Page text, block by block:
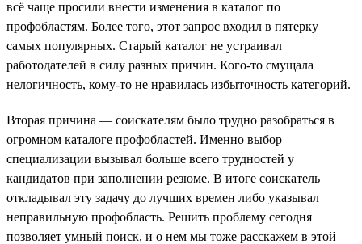
всё чаще просили внести изменения в каталог по
профобластям. Более того, этот запрос входил в пятерку
самых популярных. Старый каталог не устраивал
работодателей в силу разных причин. Кого-то смущала
нелогичность, кому-то не нравилась избыточность категорий.
Вторая причина — соискателям было трудно разобраться в
огромном каталоге профобластей. Именно выбор
специализации вызывал больше всего трудностей у
кандидатов при заполнении резюме. В итоге соискатель
откладывал эту задачу до лучших времен либо указывал
неправильную профобласть. Решить проблему сегодня
позволяет умный поиск, и о нем мы тоже расскажем в этой